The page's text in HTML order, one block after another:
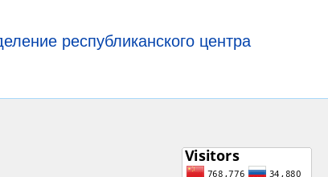
республиканского центра